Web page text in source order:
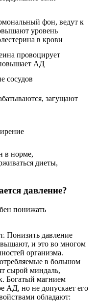
фон, ведут к
уровень
в крови
провоцирует
АД
сосудов
загущают
в норме,
диеты,
давление?
понижать
Понизить давление
и это во многом
организма.
в большом
сырой миндаль,
Богатый магнием
АД, но не допускает его
обладают: